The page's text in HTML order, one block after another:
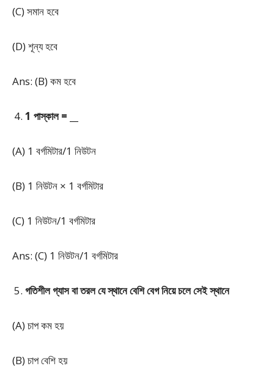
(C) সমান হবে
(D) শূন্য হবে
Ans: (B) কম হবে
1 পাস্কাল = __
(A) 1 বর্গমিটার/1 নিউটন
(B) 1 নিউটন × 1 বর্গমিটার
(C) 1 নিউটন/1 বর্গমিটার
Ans: (C) 1 নিউটন/1 বর্গমিটার
গতিশীল গ্যাস বা তরল যে স্থানে বেশি বেগ নিয়ে চলে সেই স্থানে
(A) চাপ কম হয়
(B) চাপ বেশি হয়